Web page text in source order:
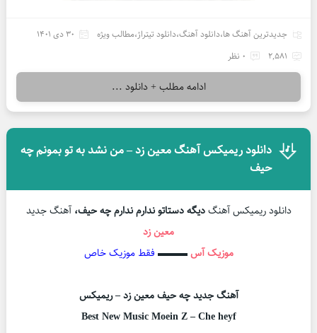
جدیدترین آهنگ ها،دانلود آهنگ،دانلود تیتراژ،مطالب ویژه
30 دی 1401
2,581
0 نظر
ادامه مطلب + دانلود ...
دانلود ریمیکس آهنگ معین زد – من نشد به تو بمونم چه
حیف
دانلود ریمیکس آهنگدیگه دستاتو ندارم ندارم چه حیف،آهنگ جدید
معین زد
موزیک آس▬▬▬ فقط موزیک خاص
آهنگ جدید چه حیف معین زد – ریمیکس
Best New Music Moein Z – Che heyf